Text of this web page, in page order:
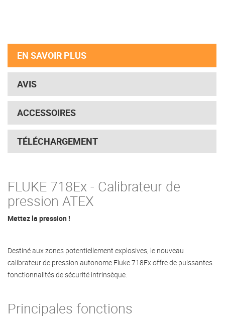
EN SAVOIR PLUS
AVIS
ACCESSOIRES
TÉLÉCHARGEMENT
FLUKE 718Ex - Calibrateur de
pression ATEX
Mettez la pression !
Destiné aux zones potentiellement explosives, le nouveau
calibrateur de pression autonome Fluke 718Ex offre de puissantes
fonctionnalités de sécurité intrinsèque.
Principales fonctions